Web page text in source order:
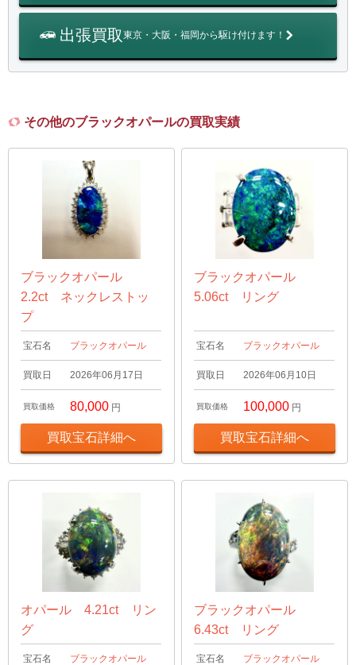
出張買取東京・大阪・福岡から駆け付けます！
その他のブラックオパールの買取実績
ブラックオパール
2.2ct ネックレストッ
プ
宝石名 ブラックオパール
買取日 2026年06月17日
買取価格 80,000 円
買取宝石詳細へ
ブラックオパール
5.06ct リング
宝石名 ブラックオパール
買取日 2026年06月10日
買取価格 100,000 円
買取宝石詳細へ
オパール 4.21ct リン
グ
宝石名 ブラックオパール
ブラックオパール
6.43ct リング
宝石名 ブラックオパール